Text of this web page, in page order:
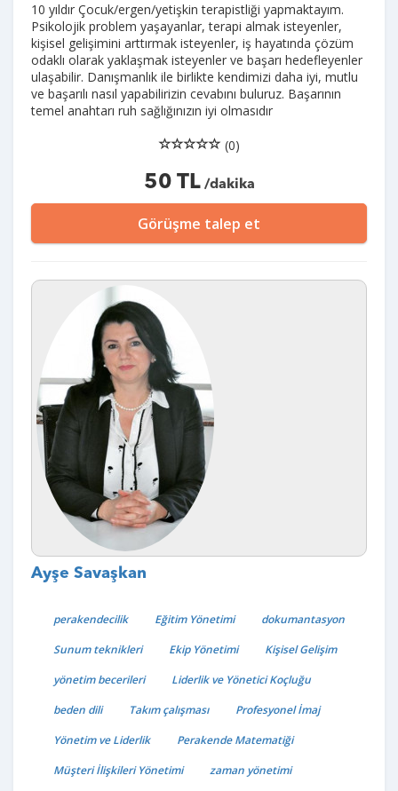
10 yıldır Çocuk/ergen/yetişkin terapistliği yapmaktayım.
Psikolojik problem yaşayanlar, terapi almak isteyenler,
kişisel gelişimini arttırmak isteyenler, iş hayatında çözüm
odaklı olarak yaklaşmak isteyenler ve başarı hedefleyenler
ulaşabilir. Danışmanlık ile birlikte kendimizi daha iyi, mutlu
ve başarılı nasıl yapabilirizin cevabını buluruz. Başarının
temel anahtarı ruh sağlığınızın iyi olmasıdır
(0)
50 TL/dakika
Görüşme talep et
Ayşe Savaşkan
perakendecilik Eğitim Yönetimi
dokumantasyon
Sunum teknikleri
Ekip Yönetimi
Kişisel Gelişim
yönetim becerileri
Liderlik ve Yönetici Koçluğu
beden dili
Takım çalışması
Profesyonel İmaj
Yönetim ve Liderlik
Perakende Matematiği
Müşteri İlişkileri Yönetimi
zaman yönetimi